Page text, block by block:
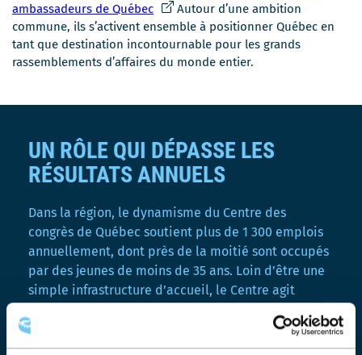
e
i
e
u
v
r
i
r
a
d
a
n
n
ambassadeurs de QuébecC
e
l
i
o
u
v
i
r
a
d
a
u
Autour d’une ambition
commune, ils s’activent ensemble à positionner Québec en
tant que destination incontournable pour les grands
rassemblements d’affaires du monde entier.
UN RÔLE QUI DÉPASSE LES
RÉSULTATS ANNUELS
Dans la région, le dynamisme du Centre des
congrès de Québec soutient plus de 1 300 emplois
annuellement, dont près de la moitié sont occupés
par des jeunes de moins de 35 ans. Loin d’être une
simple infrastructure d’accueil, le Centre agit
différents secteurs de l’économie québécoise.